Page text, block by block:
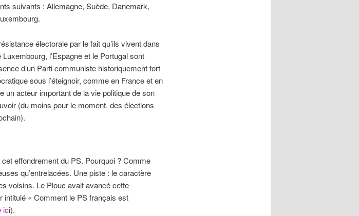
suivants : Allemagne, Suède, Danemark,
électorale par le fait qu’ils vivent dans
l’Espagne et le Portugal sont
d’un Parti communiste historiquement fort
sous l’éteignoir, comme en France et en
un acteur important de la vie politique de son
(du moins pour le moment, des élections
effondrement du PS. Pourquoi ? Comme
qu’entrelacées. Une piste : le caractère
voisins. Le Plouc avait avancé cette
intitulé « Comment le PS français est
ici).